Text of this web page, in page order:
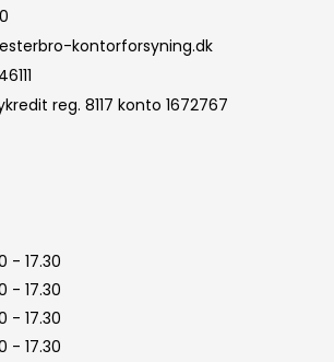
kontorforsyning.dk
reg. 8117 konto 1672767
- 17.30
- 17.30
- 17.30
- 17.30